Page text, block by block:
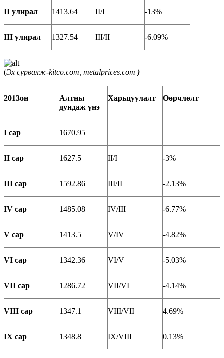
II улирал 1413.64 II/I -13%
III улирал 1327.54 III/II -6.09%
(Эх сурвалж-kitco.com, metalprices.com )
2013он
Алтны
дундаж үнэ
Харьцуулалт Өөрчлөлт
I сар 1670.95
II сар 1627.5 II/I -3%
III сар 1592.86 III/II -2.13%
IV сар 1485.08 IV/III -6.77%
V сар 1413.5 V/IV -4.82%
VI сар 1342.36 VI/V -5.03%
VII сар 1286.72 VII/VI -4.14%
VIII сар 1347.1 VIII/VII 4.69%
IX сар 1348.8 IX/VIII 0.13%